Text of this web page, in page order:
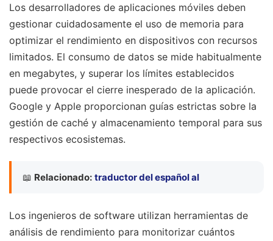
Los desarrolladores de aplicaciones móviles deben
gestionar cuidadosamente el uso de memoria para
optimizar el rendimiento en dispositivos con recursos
limitados. El consumo de datos se mide habitualmente
en megabytes, y superar los límites establecidos
puede provocar el cierre inesperado de la aplicación.
Google y Apple proporcionan guías estrictas sobre la
gestión de caché y almacenamiento temporal para sus
respectivos ecosistemas.
📖 Relacionado: traductor del español al
Los ingenieros de software utilizan herramientas de
análisis de rendimiento para monitorizar cuántos